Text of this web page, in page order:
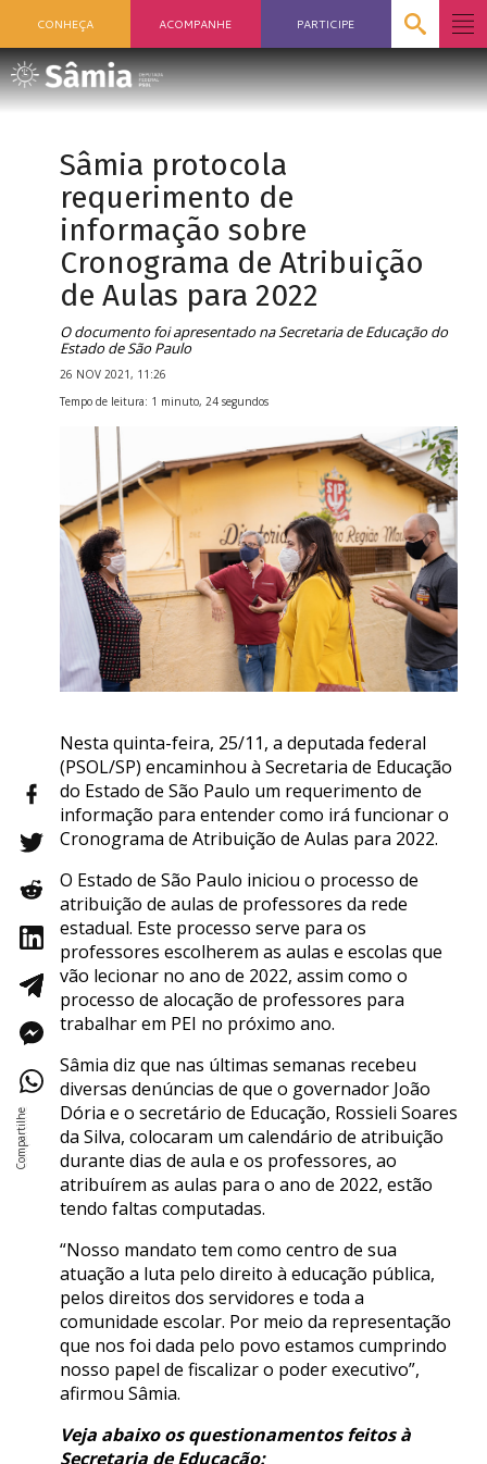
CONHEÇA ACOMPANHE PARTICIPE
Sâmia protocola
requerimento de
informação sobre
Cronograma de Atribuição
de Aulas para 2022
O documento foi apresentado na Secretaria de Educação do
Estado de São Paulo
26 NOV 2021, 11:26
Tempo de leitura: 1 minuto, 24 segundos
Nesta quinta-feira, 25/11, a deputada federal
(PSOL/SP) encaminhou à Secretaria de Educação
do Estado de São Paulo um requerimento de
informação para entender como irá funcionar o
Cronograma de Atribuição de Aulas para 2022.
O Estado de São Paulo iniciou o processo de
atribuição de aulas de professores da rede
estadual. Este processo serve para os
professores escolherem as aulas e escolas que
vão lecionar no ano de 2022, assim como o
processo de alocação de professores para
trabalhar em PEI no próximo ano.
Sâmia diz que nas últimas semanas recebeu
diversas denúncias de que o governador João
Dória e o secretário de Educação, Rossieli Soares
da Silva, colocaram um calendário de atribuição
durante dias de aula e os professores, ao
atribuírem as aulas para o ano de 2022, estão
tendo faltas computadas.
“Nosso mandato tem como centro de sua
atuação a luta pelo direito à educação pública,
pelos direitos dos servidores e toda a
comunidade escolar. Por meio da representação
que nos foi dada pelo povo estamos cumprindo
nosso papel de fiscalizar o poder executivo”,
afirmou Sâmia.
Veja abaixo os questionamentos feitos à
Secretaria de Educação: